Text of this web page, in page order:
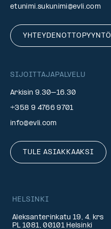
etunimi.sukunimi@evli.com
YHTEYDENOTTOPYYNTÖ
SIJOITTAJAPALVELU
Arkisin 9.30–16.30
+358 9 4766 9701
info@evli.com
TULE ASIAKKAAKSI
HELSINKI
Aleksanterinkatu 19, 4. krs
PL 1081, 00101 Helsinki